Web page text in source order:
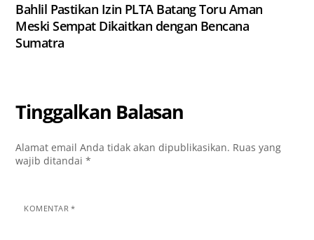
Bahlil Pastikan Izin PLTA Batang Toru Aman
Meski Sempat Dikaitkan dengan Bencana
Sumatra
Tinggalkan Balasan
Alamat email Anda tidak akan dipublikasikan. Ruas yang
wajib ditandai*
KOMENTAR*